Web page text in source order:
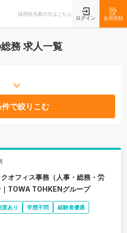
採用担当者の方はこちら
ログイン 会員登録
務 求人一覧
件で絞りこむ
クオフィス事務（人事・総務・労
TOWA TOHKENグループ
度あり 学歴不問
経験者優遇